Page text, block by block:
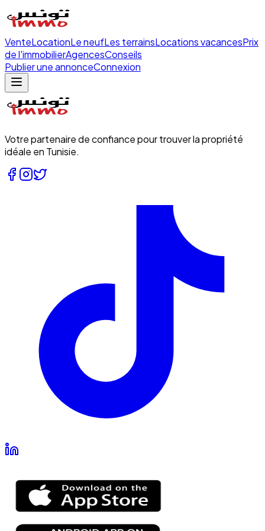
VenteLocationLe neufLes terrainsLocations vacancesPrix
de l'immobilierAgencesConseils
Publier une annonceConnexion
Votre partenaire de confiance pour trouver la propriété
idéale en Tunisie.